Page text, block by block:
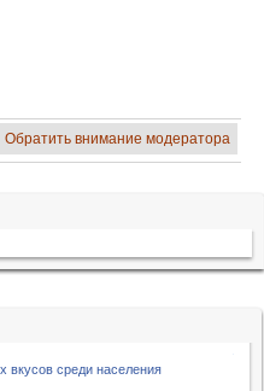
Обратить внимание модератора
вкусов среди населения